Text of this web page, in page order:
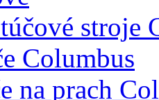
stroje
Columbus
na prach